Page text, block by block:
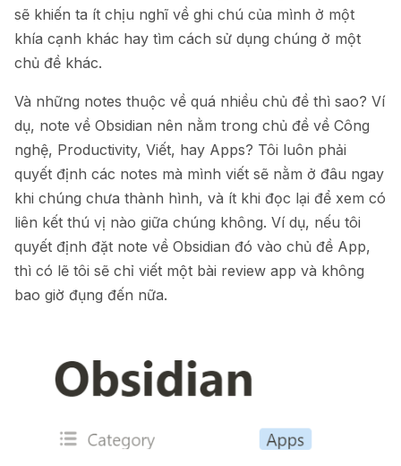
sẽ khiến ta ít chịu nghĩ về ghi chú của mình ở một
khía cạnh khác hay tìm cách sử dụng chúng ở một
chủ đề khác.
Và những notes thuộc về quá nhiều chủ đề thì sao? Ví
dụ, note về Obsidian nên nằm trong chủ đề về Công
nghệ, Productivity, Viết, hay Apps? Tôi luôn phải
quyết định các notes mà mình viết sẽ nằm ở đâu ngay
khi chúng chưa thành hình, và ít khi đọc lại để xem có
liên kết thú vị nào giữa chúng không. Ví dụ, nếu tôi
quyết định đặt note về Obsidian đó vào chủ đề App,
thì có lẽ tôi sẽ chỉ viết một bài review app và không
bao giờ đụng đến nữa.